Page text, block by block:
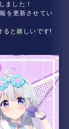
ました！
を更新させてい
ると嬉しいです!